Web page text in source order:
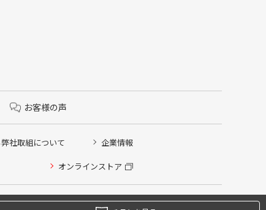
お客様の声
社取組について 企業情報
オンラインストア